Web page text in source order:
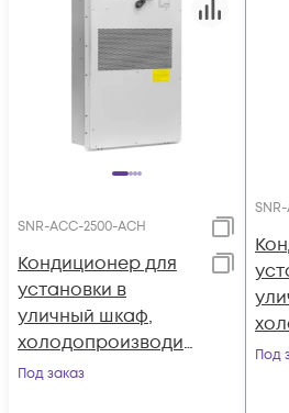
SNR-ACC-2500-АСH
Кондиционер для
установки в
уличный шкаф,
холодопроизводит
ельность 2500Вт, со
Под заказ
Под